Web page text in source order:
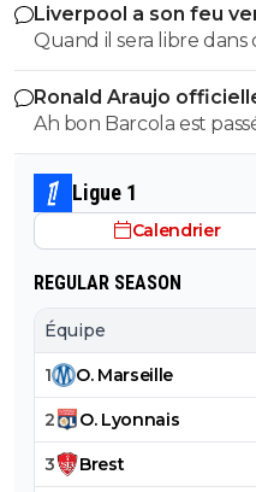
de Liverpool pour
commentaires plus
mdr
Liverpool a son feu
Quand il sera libre dans
négociations entre
où il veut, le club
l'intelligence dégouline
Ronald Araujo
Ah bon Barcola est
Ligue 1
Calendrier
REGULAR SEASON
Équipe
1 O. Marseille
2 O. Lyonnais
3 Brest